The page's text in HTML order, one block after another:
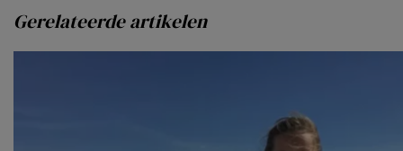
Gerelateerde artikelen